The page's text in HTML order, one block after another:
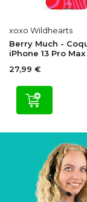
xoxo Wildhearts
Berry Much -
iPhone 13 Pro Max
27,99 €